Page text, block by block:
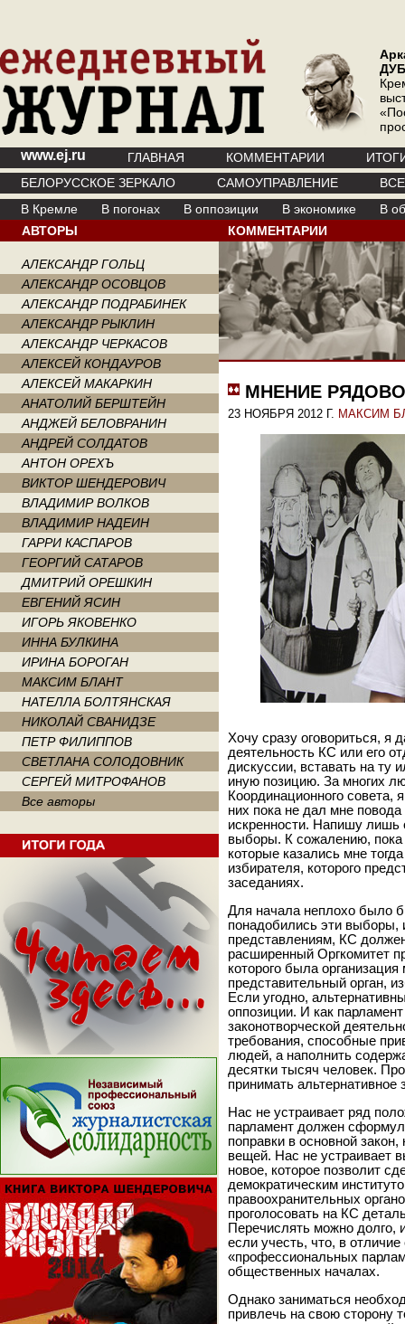
www.ej.ru ГЛАВНАЯ КОММЕНТАРИИ
БЕЛОРУССКОЕ ЗЕРКАЛО
САМОУПРАВЛЕНИЕ
В Кремле
В погонах В оппозиции В экономике
В
АВТОРЫ
АЛЕКСАНДР ГОЛЬЦ
АЛЕКСАНДР ОСОВЦОВ
АЛЕКСАНДР ПОДРАБИНЕК
АЛЕКСАНДР РЫКЛИН
АЛЕКСАНДР ЧЕРКАСОВ
АЛЕКСЕЙ КОНДАУРОВ
АЛЕКСЕЙ МАКАРКИН
АНАТОЛИЙ БЕРШТЕЙН
АНДЖЕЙ БЕЛОВРАНИН
АНДРЕЙ СОЛДАТОВ
АНТОН ОРЕХЪ
ВИКТОР ШЕНДЕРОВИЧ
ВЛАДИМИР ВОЛКОВ
ВЛАДИМИР НАДЕИН
ГАРРИ КАСПАРОВ
ГЕОРГИЙ САТАРОВ
ДМИТРИЙ ОРЕШКИН
ЕВГЕНИЙ ЯСИН
ИГОРЬ ЯКОВЕНКО
ИННА БУЛКИНА
ИРИНА БОРОГАН
МАКСИМ БЛАНТ
НАТЕЛЛА БОЛТЯНСКАЯ
НИКОЛАЙ СВАНИДЗЕ
ПЕТР ФИЛИППОВ
СВЕТЛАНА СОЛОДОВНИК
СЕРГЕЙ МИТРОФАНОВ
Все авторы
КОММЕНТАРИИ
МНЕНИЕ
23 НОЯБРЯ 2012 Г. МАКСИМ
Хочу сразу оговориться, я
деятельность КС или его
дискуссии, вставать на ту
иную позицию. За многих
Координационного совета,
них пока не дал мне
искренности. Напишу лишь
выборы. К сожалению,
которые казались мне
избирателя, которого
заседаниях.
Для начала неплохо было
понадобились эти выборы,
представлениям, КС
расширенный Оргкомитет
которого была
представительный орган,
Если угодно,
оппозиции. И как
законотворческой
требования, способные
людей, а наполнить
десятки тысяч человек.
принимать альтернативное
Нас не устраивает ряд
парламент должен
поправки в основной
вещей. Нас не устраивает
новое, которое позволит
демократическим
правоохранительных
проголосовать на КС
Перечислять можно долго,
если учесть, что, в
«профессиональных
общественных началах.
Однако заниматься
привлечь на свою сторону